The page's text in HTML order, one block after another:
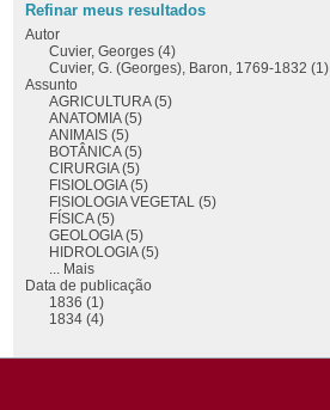
Refinar meus resultados
Autor
Cuvier, Georges (4)
Cuvier, G. (Georges), Baron, 1769-1832 (1)
Assunto
AGRICULTURA (5)
ANATOMIA (5)
ANIMAIS (5)
BOTÂNICA (5)
CIRURGIA (5)
FISIOLOGIA (5)
FISIOLOGIA VEGETAL (5)
FÍSICA (5)
GEOLOGIA (5)
HIDROLOGIA (5)
... Mais
Data de publicação
1836 (1)
1834 (4)